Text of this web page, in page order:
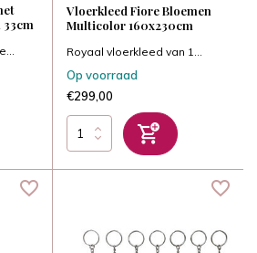
Vloerkleed Fiore Bloemen
Multicolor 160x230cm
Royaal vloerkleed van 1...
Op voorraad
€299,00